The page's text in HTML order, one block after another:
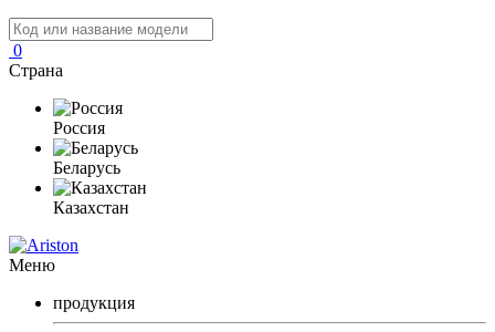
0
Страна
Россия
Беларусь
Казахстан
Меню
продукция